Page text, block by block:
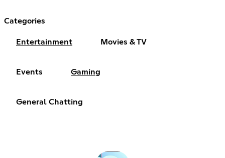
Categories
Entertainment Movies & TV
Events Gaming
General Chatting